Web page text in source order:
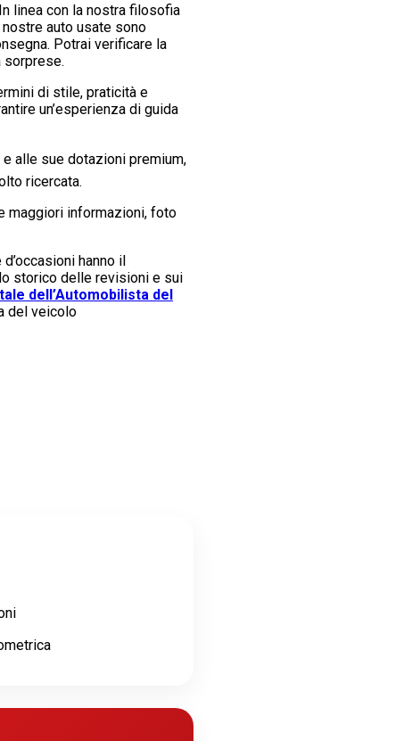
linea con la nostra filosofia
auto usate sono
Potrai verificare la
sorprese.
di stile, praticità e
un’esperienza di guida
alle sue dotazioni premium,
ricercata.
maggiori informazioni, foto
hanno il
storico delle revisioni e sui
dell’Automobilista del
del veicolo